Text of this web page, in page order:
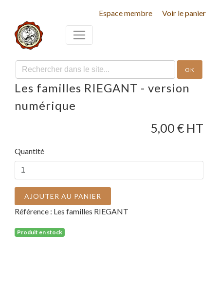
Espace membre Voir le panier
OK
Les familles RIEGANT - version
numérique
5,00 € HT
Quantité
AJOUTER AU PANIER
Référence : Les familles RIEGANT
Produit en stock